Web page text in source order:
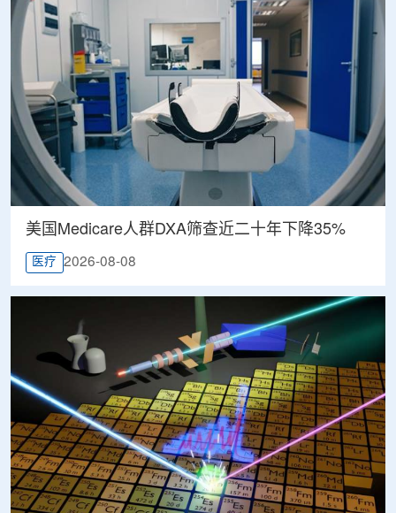
美国Medicare人群DXA筛查近二十年下降35%
医疗 2026-08-08